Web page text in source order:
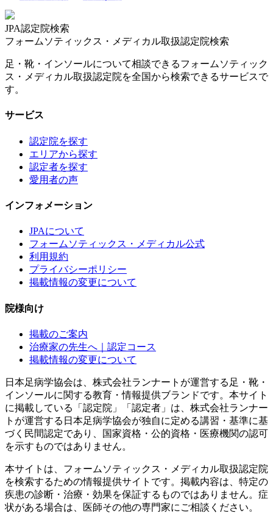
JPA認定院検索
フォームソティックス・メディカル取扱認定院検索
足・靴・インソールについて相談できるフォームソティック
ス・メディカル取扱認定院を全国から検索できるサービスで
す。
サービス
認定院を探す
エリアから探す
認定者を探す
愛用者の声
インフォメーション
JPAについて
フォームソティックス・メディカル公式
利用規約
プライバシーポリシー
掲載情報の変更について
院様向け
掲載のご案内
治療家の先生へ｜認定コース
掲載情報の変更について
日本足病学協会は、株式会社ランナートが運営する足・靴・
インソールに関する教育・情報提供ブランドです。本サイト
に掲載している「認定院」「認定者」は、株式会社ランナー
トが運営する日本足病学協会が独自に定める講習・基準に基
づく民間認定であり、国家資格・公的資格・医療機関の認可
を示すものではありません。
本サイトは、フォームソティックス・メディカル取扱認定院
を検索するための情報提供サイトです。掲載内容は、特定の
疾患の診断・治療・効果を保証するものではありません。症
状がある場合は、医師その他の専門家にご相談ください。